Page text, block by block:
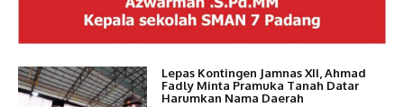
Lepas Kontingen Jamnas XII, Ahmad
Fadly Minta Pramuka Tanah Datar
Harumkan Nama Daerah